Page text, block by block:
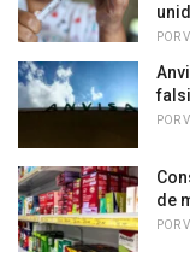
POR
POR
de
POR